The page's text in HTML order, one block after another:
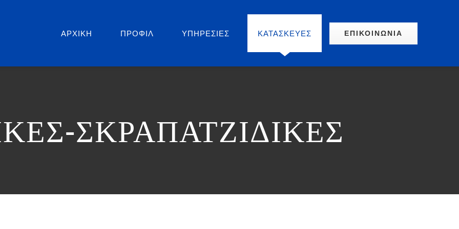
ΑΡΧΙΚΗ ΠΡΟΦΙΛ ΥΠΗΡΕΣΙΕΣ ΚΑΤΑΣΚΕΥΕΣ ΕΠΙΚΟΙΝΩΝΙΑ
ΣΚΡΑΠΑΤΖΙΔΙΚΕΣ